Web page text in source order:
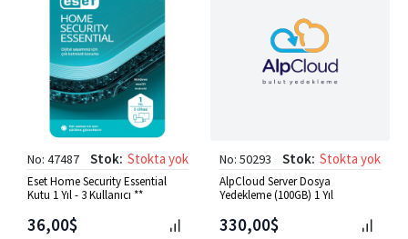
No: 47487 Stok: Stokta yok
Eset Home Security Essential
Kutu 1 Yıl - 3 Kullanıcı **
36,00$
No: 50293 Stok: Stokta yok
AlpCloud Server Dosya
Yedekleme (100GB) 1 Yıl
330,00$